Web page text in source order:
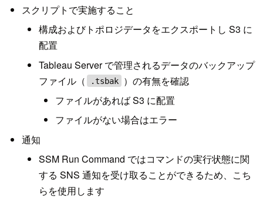
スクリプトで実施すること
構成およびトポロジデータをエクスポートし S3 に
配置
Tableau Server で管理されるデータのバックアップ
ファイル（
.tsbak
）の有無を確認
ファイルがあれば S3 に配置
ファイルがない場合はエラー
通知
SSM Run Command ではコマンドの実行状態に関
する SNS 通知を受け取ることができるため、こち
らを使用します